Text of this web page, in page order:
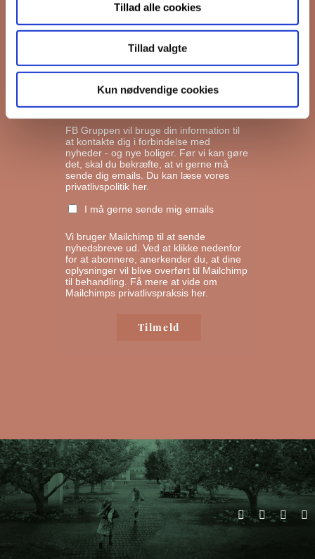
Tillad alle cookies
Tillad valgte
Kun nødvendige cookies
Interesseret i
Ejerboliger
Lejeboliger
Andelsboliger
Markedsføringstilladelse
FB Gruppen vil bruge din information til
at kontakte dig i forbindelse med
nyheder - og nye boliger. Før vi kan gøre
det, skal du bekræfte, at vi gerne må
sende dig emails. Du kan læse vores
privatlivspolitik her.
I må gerne sende mig emails
Vi bruger Mailchimp til at sende
nyhedsbreve ud. Ved at klikke nedenfor
for at abonnere, anerkender du, at dine
oplysninger vil blive overført til Mailchimp
til behandling. Få mere at vide om
Mailchimps privatlivspraksis her.